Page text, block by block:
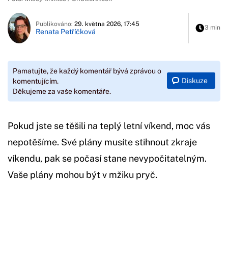
Publikováno: 29. května 2026, 17:45
Renata Petříčková 3 min
Pamatujte, že každý komentář bývá zprávou o
komentujícím.
Děkujeme za vaše komentáře.
Diskuze
Pokud jste se těšili na teplý letní víkend, moc vás
nepotěšíme. Své plány musíte stihnout zkraje
víkendu, pak se počasí stane nevypočitatelným.
Vaše plány mohou být v mžiku pryč.